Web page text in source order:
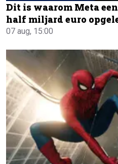
Dit is waarom Meta
half miljard euro
07 aug, 15:00